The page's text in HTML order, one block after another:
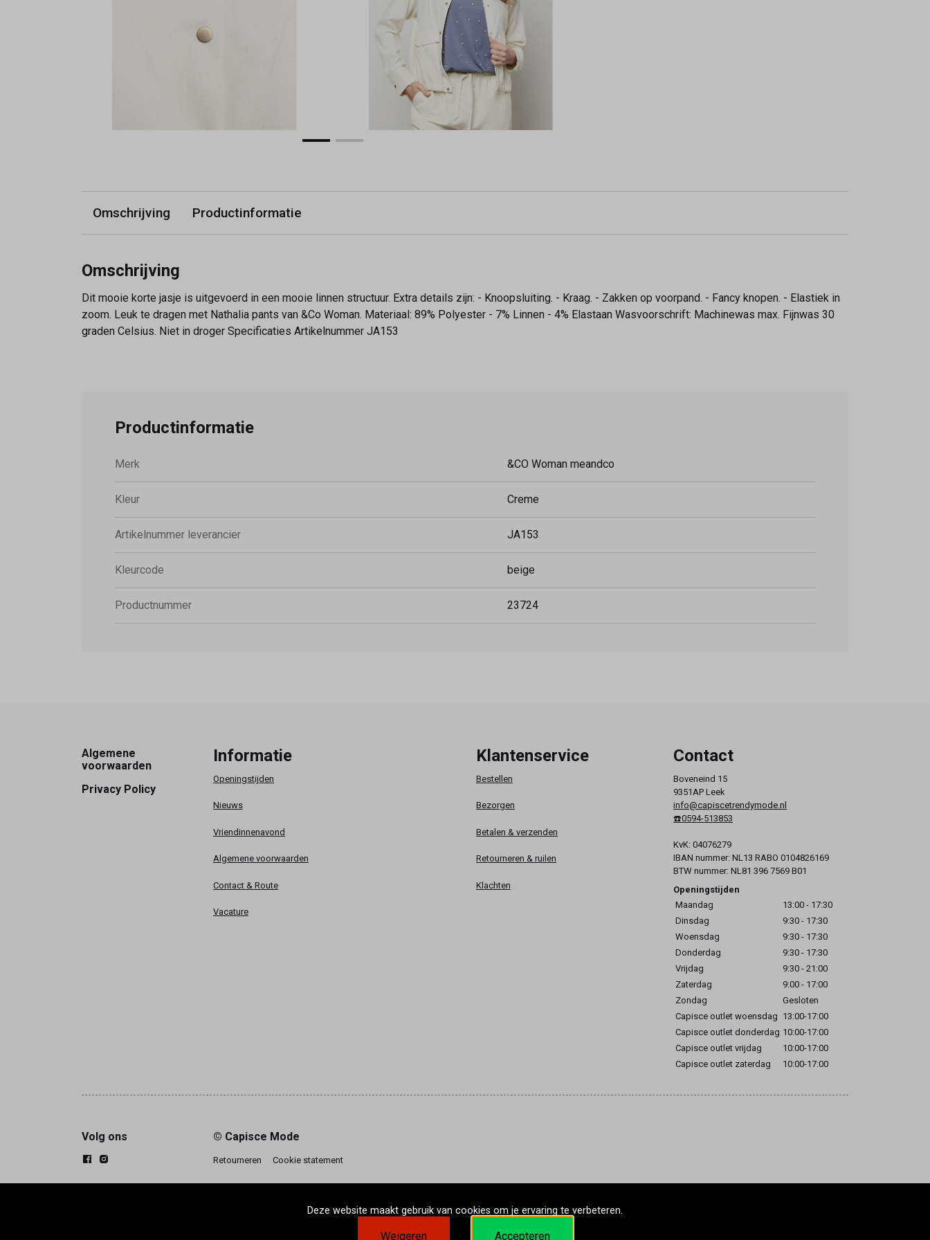
Omschrijving Productinformatie
Omschrijving
Dit mooie korte jasje is uitgevoerd in een mooie linnen structuur. Extra details zijn: - Knoopsluiting. - Kraag. - Zakken op voorpand. - Fancy knopen. - Elastiek in
zoom. Leuk te dragen met Nathalia pants van &Co Woman. Materiaal: 89% Polyester - 7% Linnen - 4% Elastaan Wasvoorschrift: Machinewas max. Fijnwas 30
graden Celsius. Niet in droger Specificaties Artikelnummer JA153
Productinformatie
Merk &CO Woman meandco
Kleur Creme
Artikelnummer leverancier JA153
Kleurcode beige
Productnummer 23724
Footer
Algemene
voorwaarden
Privacy Policy
Informatie
Openingstijden
Nieuws
Vriendinnenavond
Algemene voorwaarden
Contact & Route
Vacature
Klantenservice
Bestellen
Bezorgen
Betalen & verzenden
Retourneren & ruilen
Klachten
Contact
Boveneind 15
9351AP Leek
info@capiscetrendymode.nl
☎️0594-513853
KvK: 04076279
IBAN nummer: NL13 RABO 0104826169
BTW nummer: NL81 396 7569 B01
Openingstijden
Maandag
13:00 - 17:30
Dinsdag
9:30 - 17:30
Woensdag
9:30 - 17:30
Donderdag
9:30 - 17:30
Vrijdag
9:30 - 21:00
Zaterdag
9:00 - 17:00
Zondag
Gesloten
Capisce outlet woensdag 13:00-17:00
Capisce outlet donderdag 10:00-17:00
Capisce outlet vrijdag
10:00-17:00
Capisce outlet zaterdag
10:00-17:00
Volg ons © Capisce Mode
Retourneren Cookie statement
Deze website maakt gebruik van cookies om je ervaring te verbeteren.
Weigeren Accepteren